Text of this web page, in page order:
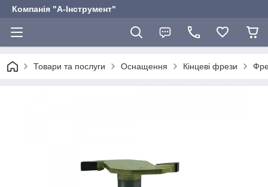
Компанія "А-Інструмент"
Товари та послуги Оснащення Кінцеві фрези